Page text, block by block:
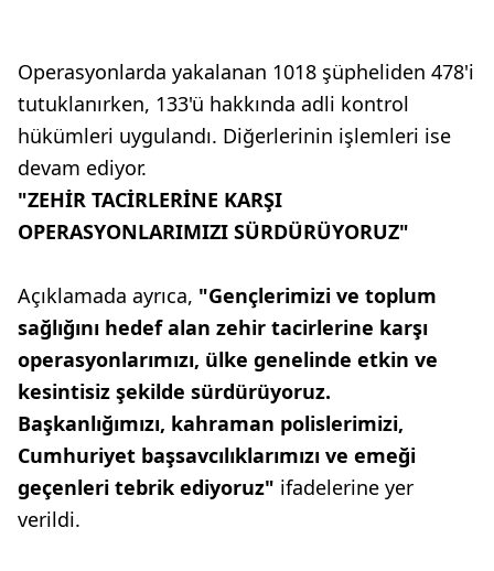
Operasyonlarda yakalanan 1018 şüpheliden 478'i
tutuklanırken, 133'ü hakkında adli kontrol
hükümleri uygulandı. Diğerlerinin işlemleri ise
devam ediyor.
"ZEHİR TACİRLERİNE KARŞI
OPERASYONLARIMIZI SÜRDÜRÜYORUZ"
Açıklamada ayrıca, "Gençlerimizi ve toplum
sağlığını hedef alan zehir tacirlerine karşı
operasyonlarımızı, ülke genelinde etkin ve
kesintisiz şekilde sürdürüyoruz.
Başkanlığımızı, kahraman polislerimizi,
Cumhuriyet başsavcılıklarımızı ve emeği
geçenleri tebrik ediyoruz" ifadelerine yer
verildi.